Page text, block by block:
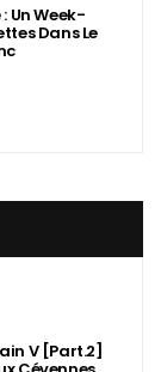
Un Week-
Dans Le
V [Part.2]